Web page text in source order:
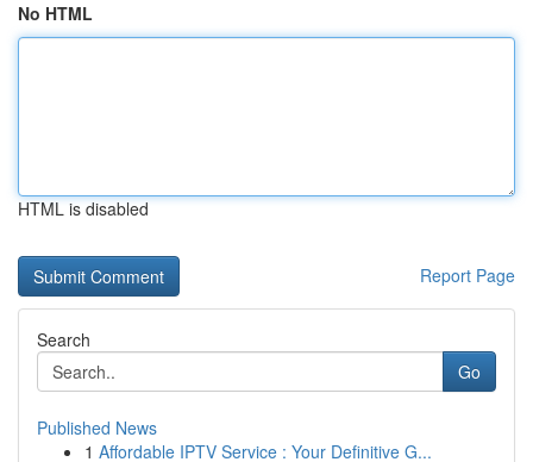
No HTML
HTML is disabled
Report Page
Search
Go
Published News
1 Affordable IPTV Service : Your Definitive G...